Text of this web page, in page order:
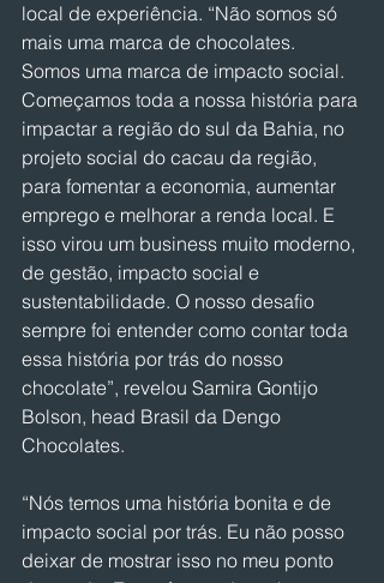
local de experiência. “Não somos só
mais uma marca de chocolates.
Somos uma marca de impacto social.
Começamos toda a nossa história para
impactar a região do sul da Bahia, no
projeto social do cacau da região,
para fomentar a economia, aumentar
emprego e melhorar a renda local. E
isso virou um business muito moderno,
de gestão, impacto social e
sustentabilidade. O nosso desafio
sempre foi entender como contar toda
essa história por trás do nosso
chocolate”, revelou Samira Gontijo
Bolson, head Brasil da Dengo
Chocolates.
“Nós temos uma história bonita e de
impacto social por trás. Eu não posso
deixar de mostrar isso no meu ponto